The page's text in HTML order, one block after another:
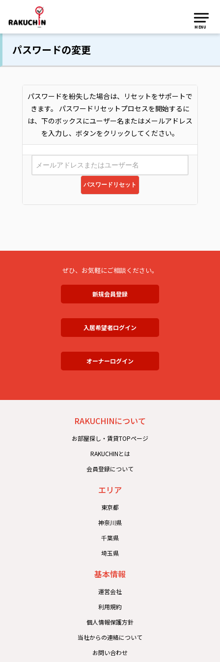
MENU
パスワードの変更
パスワードを紛失した場合は、リセットをサポートで
きます。 パスワードリセットプロセスを開始するに
は、下のボックスにユーザー名またはメールアドレス
を入力し、ボタンをクリックしてください。
ぜひ、お気軽にご相談ください。
新規会員登録
入居希望者ログイン
オーナーログイン
RAKUCHINについて
お部屋探し・賃貸TOPページ
RAKUCHINとは
会員登録について
エリア
東京都
神奈川県
千葉県
埼玉県
基本情報
運営会社
利用規約
個人情報保護方針
当社からの連絡について
お問い合わせ